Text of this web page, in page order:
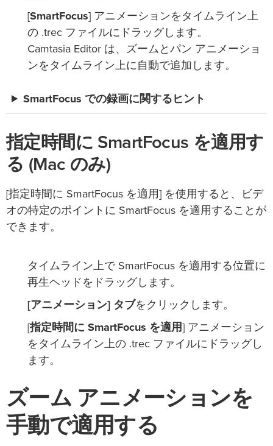
[SmartFocus] アニメーションをタイムライン上
の .trec ファイルにドラッグします。
Camtasia Editor は、ズームとパン アニメーショ
ンをタイムライン上に自動で追加します。
SmartFocus での録画に関するヒント
指定時間に SmartFocus を適用す
る (Mac のみ)
[指定時間に SmartFocus を適用] を使用すると、ビデ
オの特定のポイントに SmartFocus を適用することが
できます。
タイムライン上で SmartFocus を適用する位置に
再生ヘッドをドラッグします。
[アニメーション] タブをクリックします。
[指定時間に SmartFocus を適用] アニメーション
をタイムライン上の .trec ファイルにドラッグし
ます。
ズーム アニメーションを
手動で適用する